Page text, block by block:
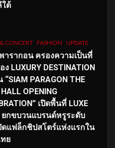
ใต้
CONCERT FASHION UPDATE
ารากอน ครองความเป็นที่
LUXURY DESTINATION
“SIAM PARAGON THE
HALL OPENING
เปิดพื้นที่ LUXE
ยกขบวนแบรนด์หรูระดับ
ดแฟล็กชิปสโตร์แห่งแรกใน
ทย